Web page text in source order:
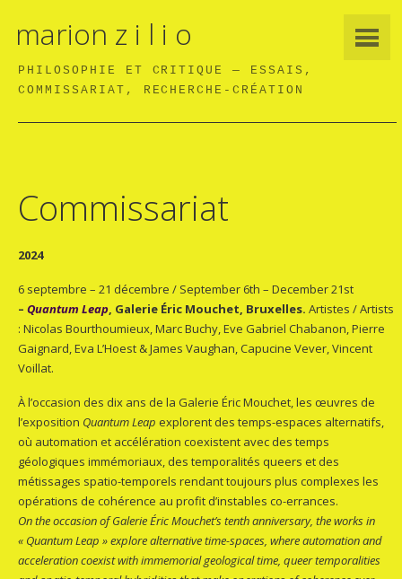
marion z i l i o
PHILOSOPHIE ET CRITIQUE — ESSAIS,
COMMISSARIAT, RECHERCHE-CRÉATION
Commissariat
2024
6 septembre – 21 décembre / September 6th – December 21st
–Quantum Leap, Galerie Éric Mouchet, Bruxelles. Artistes / Artists
: Nicolas Bourthoumieux, Marc Buchy, Eve Gabriel Chabanon, Pierre
Gaignard, Eva L’Hoest & James Vaughan, Capucine Vever, Vincent
Voillat.
À l’occasion des dix ans de la Galerie Éric Mouchet, les œuvres de
l’exposition Quantum Leap explorent des temps-espaces alternatifs,
où automation et accélération coexistent avec des temps
géologiques immémoriaux, des temporalités queers et des
métissages spatio-temporels rendant toujours plus complexes les
opérations de cohérence au profit d’instables co-errances.
On the occasion of Galerie Éric Mouchet’s tenth anniversary, the works in
« Quantum Leap » explore alternative time-spaces, where automation and
acceleration coexist with immemorial geological time, queer temporalities